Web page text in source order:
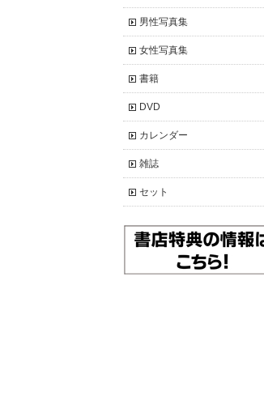
男性写真集
女性写真集
書籍
DVD
カレンダー
雑誌
セット